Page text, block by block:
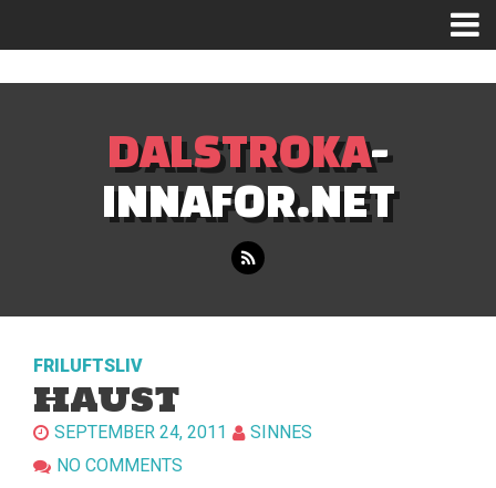
DALSTROKA-
INNAFOR.NET
FRILUFTSLIV
HAUST
SEPTEMBER 24, 2011
SINNES
NO COMMENTS